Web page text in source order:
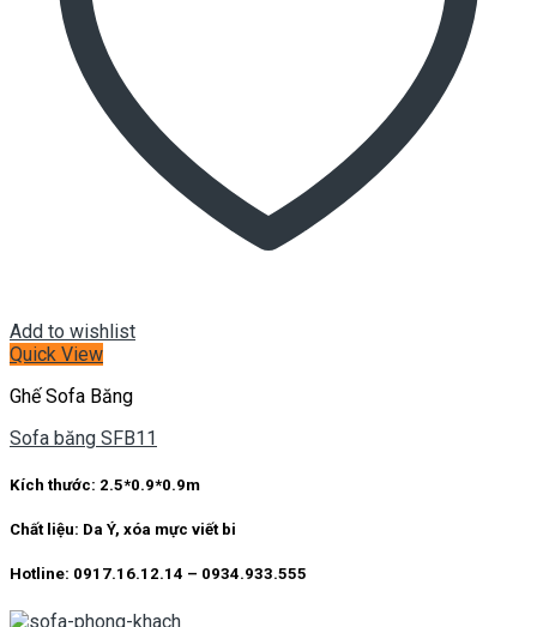
Add to wishlist
Quick View
Ghế Sofa Băng
Sofa băng SFB11
Kích thước: 2.5*0.9*0.9m
Chất liệu: Da Ý, xóa mực viết bi
Hotline: 0917.16.12.14 – 0934.933.555